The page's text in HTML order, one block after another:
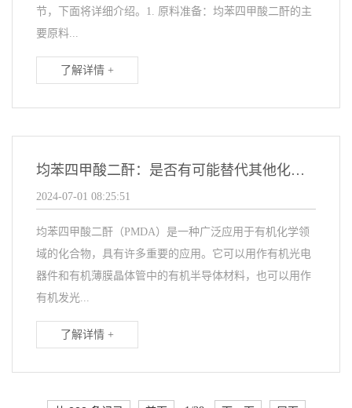
节，下面将详细介绍。1. 原料准备：均苯四甲酸二酐的主
要原料...
了解详情 +
均苯四甲酸二酐：是否有可能替代其他化学品？
2024-07-01 08:25:51
均苯四甲酸二酐（PMDA）是一种广泛应用于有机化学领
域的化合物，具有许多重要的应用。它可以用作有机光电
器件和有机薄膜晶体管中的有机半导体材料，也可以用作
有机发光...
了解详情 +